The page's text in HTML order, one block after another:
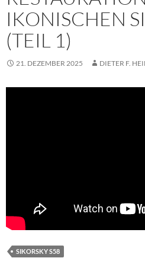
IKONISCHEN
(TEIL 1)
21. DEZEMBER 2025 DIETER F.
SIKORSKY S58